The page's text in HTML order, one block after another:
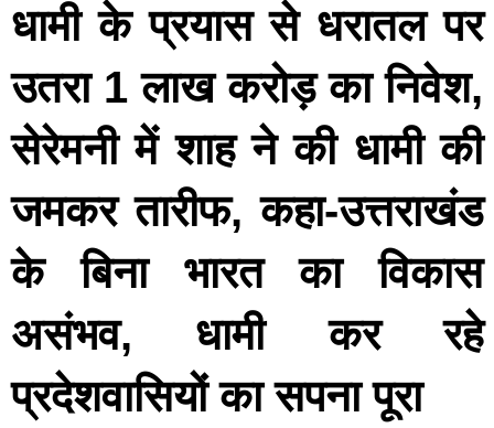
धामी के प्रयास से धरातल पर
उतरा 1 लाख करोड़ का निवेश,
सेरेमनी में शाह ने की धामी की
जमकर तारीफ, कहा-उत्तराखंड
के बिना भारत का विकास
असंभव, धामी कर रहे
प्रदेशवासियों का सपना पूरा